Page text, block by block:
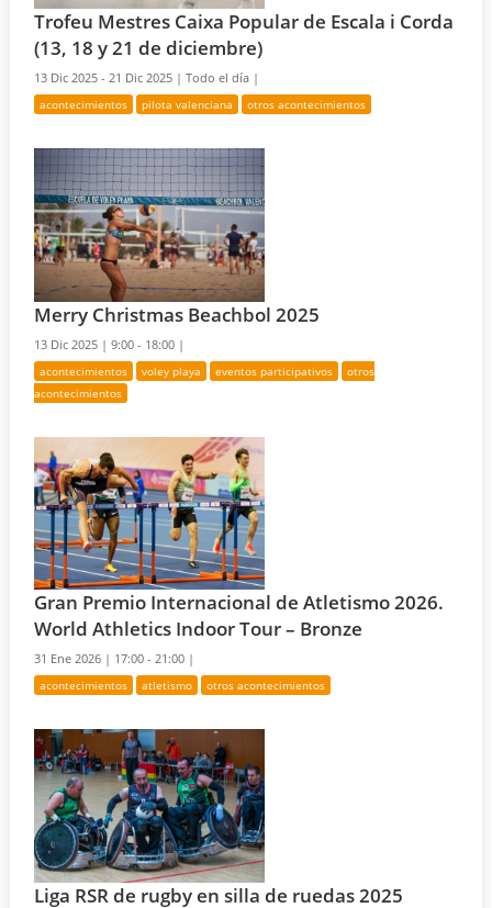
Trofeu Mestres Caixa Popular de Escala i Corda
(13, 18 y 21 de diciembre)
13 Dic 2025 - 21 Dic 2025 |Todo el día |
acontecimientos pilota valenciana otros acontecimientos
Merry Christmas Beachbol 2025
13 Dic 2025 |9:00 - 18:00 |
acontecimientos voley playa eventos participativos
otros
acontecimientos
Gran Premio Internacional de Atletismo 2026.
World Athletics Indoor Tour – Bronze
31 Ene 2026 | 17:00 - 21:00 |
acontecimientos atletismo otros acontecimientos
Liga RSR de rugby en silla de ruedas 2025